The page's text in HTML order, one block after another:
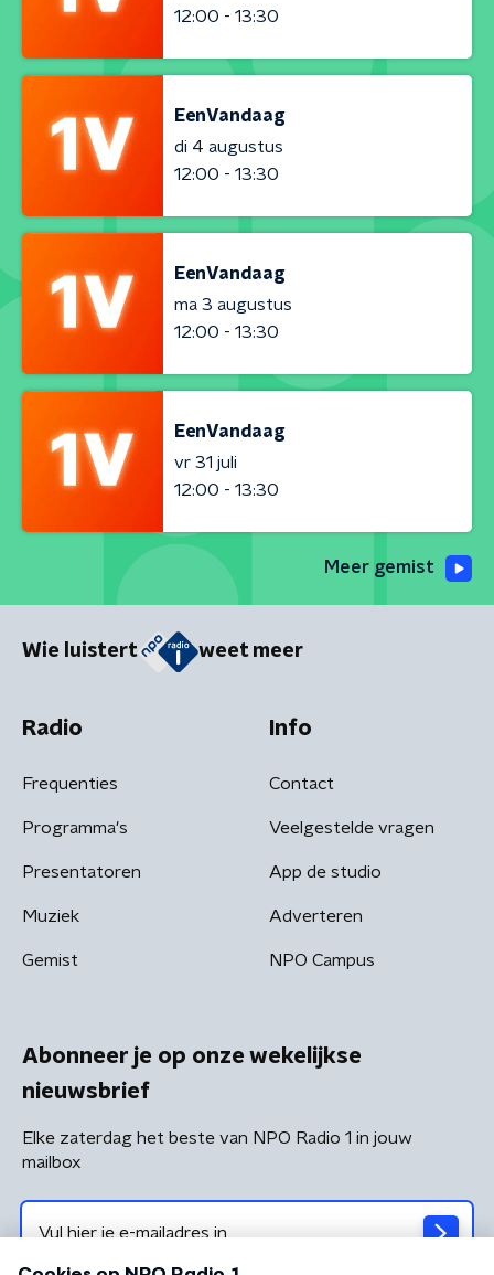
12:00 - 13:30
EenVandaag
di 4 augustus
12:00 - 13:30
EenVandaag
ma 3 augustus
12:00 - 13:30
EenVandaag
vr 31 juli
12:00 - 13:30
Meer gemist
Wie luistert weet meer
Radio
Frequenties
Programma's
Presentatoren
Muziek
Gemist
Info
Contact
Veelgestelde vragen
App de studio
Adverteren
NPO Campus
Abonneer je op onze wekelijkse
nieuwsbrief
Elke zaterdag het beste van NPO Radio 1 in jouw
mailbox